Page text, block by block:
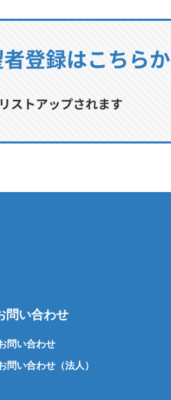
問い合わせ
問い合わせ
問い合わせ（法人）